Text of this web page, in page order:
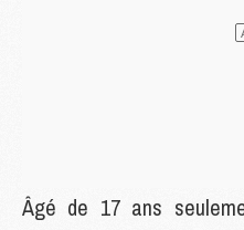
Âgé de 17 ans